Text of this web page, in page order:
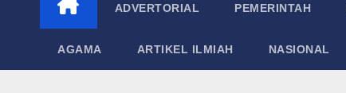
ADVERTORIAL PEMERINTAH
AGAMA ARTIKEL ILMIAH NASIONAL